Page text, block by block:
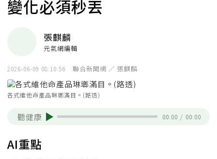
變化必須秒丟
張麒麟
元氣網編輯
2026-06-09 08:10:56 聯合新聞網 ／ 張麒麟
各式維他命產品琳瑯滿目。(路透)
聽健康 00:00 / 00:00
AI重點